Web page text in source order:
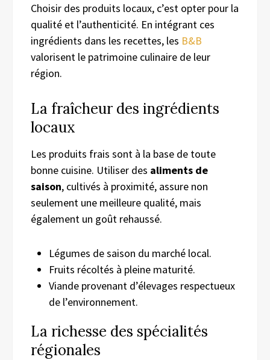
Choisir des produits locaux, c’est opter pour la
qualité et l’authenticité. En intégrant ces
ingrédients dans les recettes, les B&B
valorisent le patrimoine culinaire de leur
région.
La fraîcheur des ingrédients
locaux
Les produits frais sont à la base de toute
bonne cuisine. Utiliser des aliments de
saison, cultivés à proximité, assure non
seulement une meilleure qualité, mais
également un goût rehaussé.
Légumes de saison du marché local.
Fruits récoltés à pleine maturité.
Viande provenant d’élevages respectueux
de l’environnement.
La richesse des spécialités
régionales